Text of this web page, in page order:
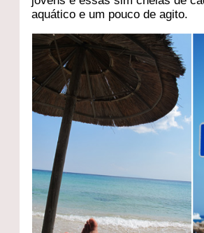
aquático e um pouco de agito.